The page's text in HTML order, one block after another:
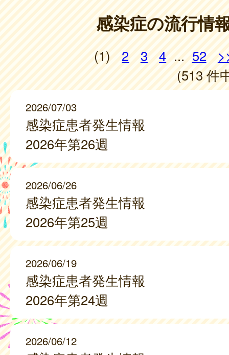
感染症の流行情
(1) 2 3 4 ... 52
(513 件
2026/07/03
感染症患者発生情報
2026年第26週
2026/06/26
感染症患者発生情報
2026年第25週
2026/06/19
感染症患者発生情報
2026年第24週
2026/06/12